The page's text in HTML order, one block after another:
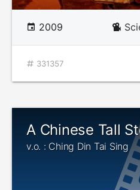
2009
331357
A Chinese Tall
v.o. : Ching Din Tai Sing